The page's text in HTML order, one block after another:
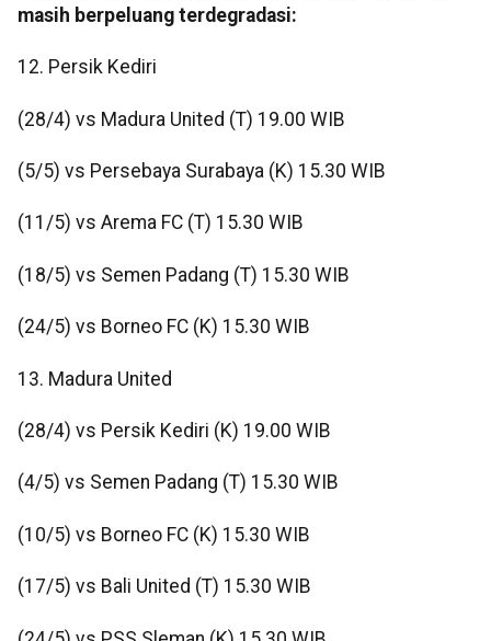
masih berpeluang terdegradasi:
12. Persik Kediri
(28/4) vs Madura United (T) 19.00 WIB
(5/5) vs Persebaya Surabaya (K) 15.30 WIB
(11/5) vs Arema FC (T) 15.30 WIB
(18/5) vs Semen Padang (T) 15.30 WIB
(24/5) vs Borneo FC (K) 15.30 WIB
13. Madura United
(28/4) vs Persik Kediri (K) 19.00 WIB
(4/5) vs Semen Padang (T) 15.30 WIB
(10/5) vs Borneo FC (K) 15.30 WIB
(17/5) vs Bali United (T) 15.30 WIB